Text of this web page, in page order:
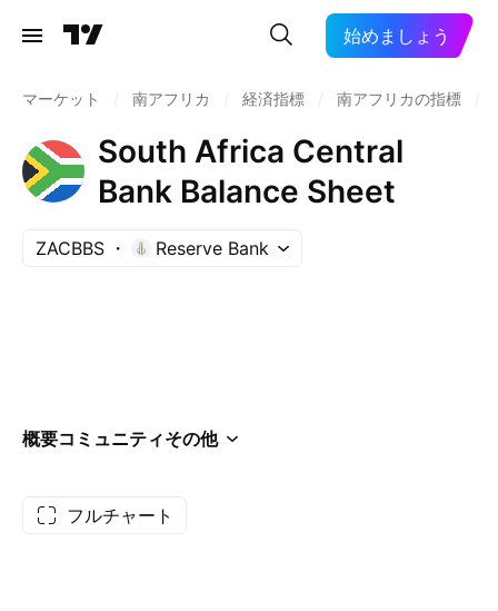
始めましょう
マーケット 南アフリカ 経済指標 南アフリカの指標
South Africa Central
Bank Balance Sheet
ZACBBS Reserve Bank
概要コミュニティその他
フルチャート